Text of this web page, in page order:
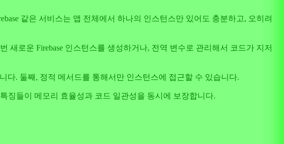
같은 서비스는 앱 전체에서 하나의 인스턴스만 있어도 충분하고, 오히려
로운 Firebase 인스턴스를 생성하거나, 전역 변수로 관리해서 코드가 지저
다. 둘째, 정적 메서드를 통해서만 인스턴스에 접근할 수 있습니다.
징들이 메모리 효율성과 코드 일관성을 동시에 보장합니다.